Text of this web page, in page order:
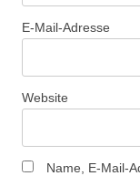
E-Mail-Adresse
Website
Name, E-Mail-